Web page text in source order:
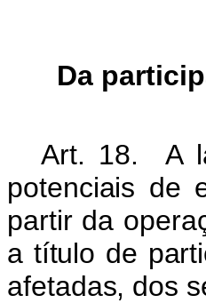
Da
Art. 18. A
potenciais de
partir da
a título de
afetadas, dos